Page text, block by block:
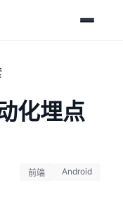
化埋点
前端 Android